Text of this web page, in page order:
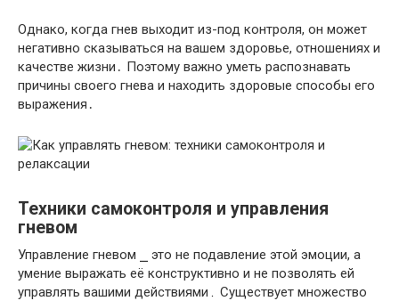
Однако, когда гнев выходит из-под контроля, он может
негативно сказываться на вашем здоровье, отношениях и
качестве жизни․ Поэтому важно уметь распознавать
причины своего гнева и находить здоровые способы его
выражения․
Техники самоконтроля и управления
гневом
Управление гневом ⎯ это не подавление этой эмоции, а
умение выражать её конструктивно и не позволять ей
управлять вашими действиями․ Существует множество